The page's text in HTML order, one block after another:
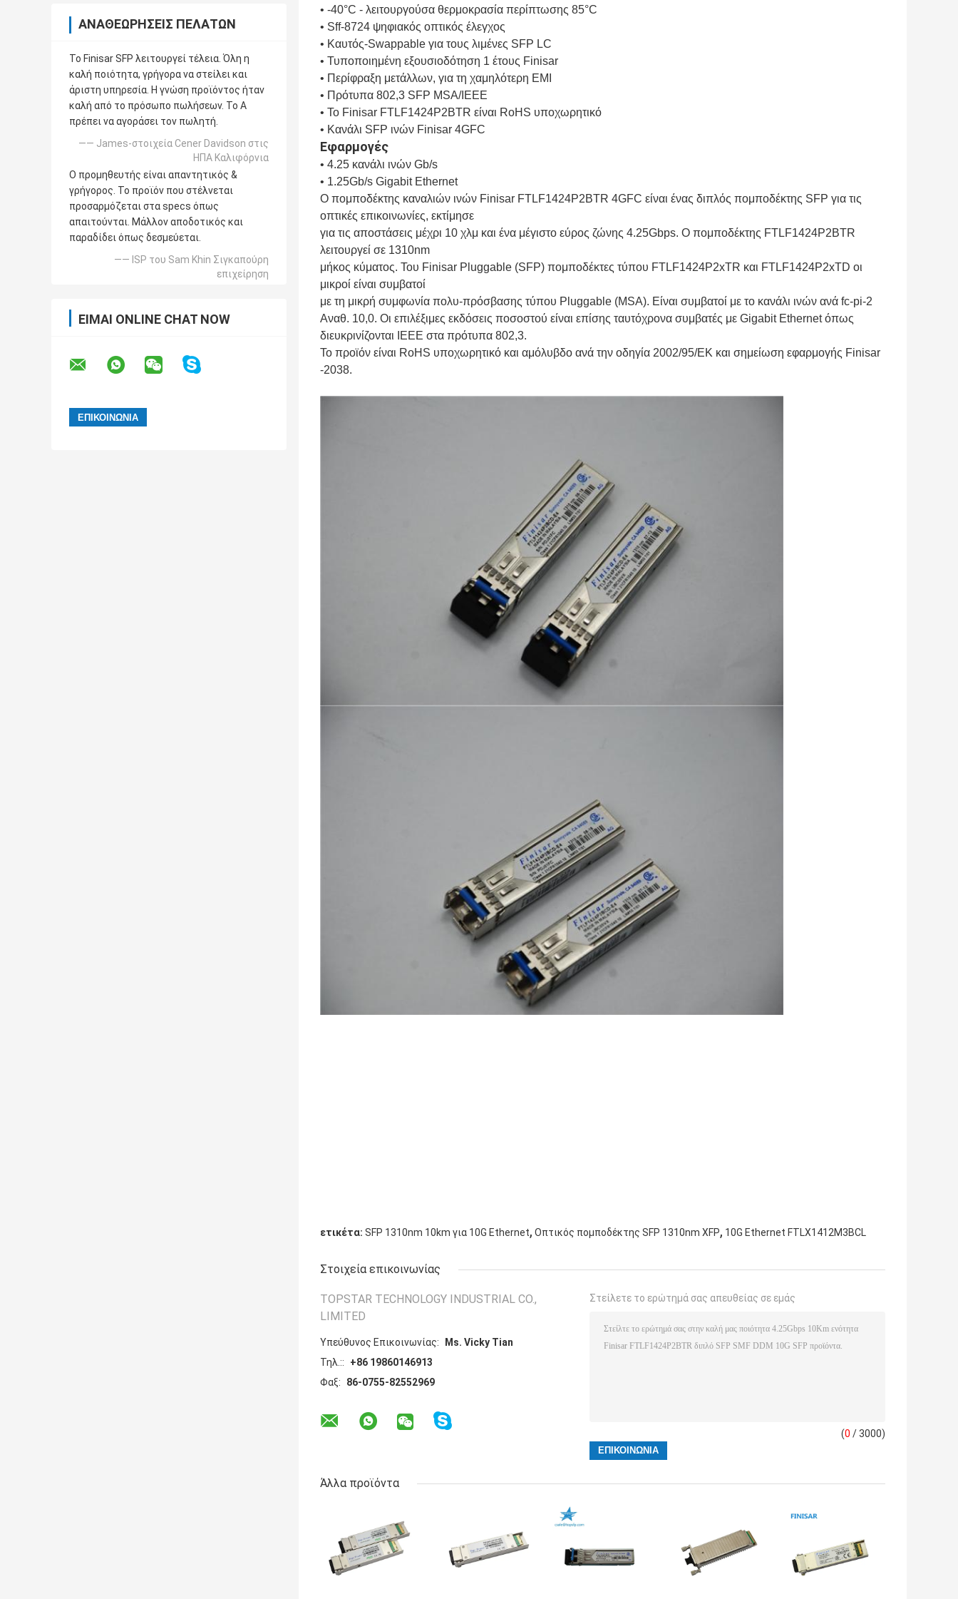
ΑΝΑΘΕΩΡΉΣΕΙΣ ΠΕΛΑΤΏΝ
Το Finisar SFP λειτουργεί τέλεια. Όλη η
καλή ποιότητα, γρήγορα να στείλει και
άριστη υπηρεσία. Η γνώση προϊόντος ήταν
καλή από το πρόσωπο πωλήσεων. Το Α
πρέπει να αγοράσει τον πωλητή.
—— James-στοιχεία Cener Davidson στις
ΗΠΑ Καλιφόρνια
Ο προμηθευτής είναι απαντητικός &
γρήγορος. Το προϊόν που στέλνεται
προσαρμόζεται στα specs όπως
απαιτούνται. Μάλλον αποδοτικός και
παραδίδει όπως δεσμεύεται.
—— ISP του Sam Khin Σιγκαπούρη
επιχείρηση
ΕΊΜΑΙ ONLINE CHAT NOW
• -40°C - λειτουργούσα θερμοκρασία περίπτωσης 85°C
• Sff-8724 ψηφιακός οπτικός έλεγχος
• Καυτός-Swappable για τους λιμένες SFP LC
• Τυποποιημένη εξουσιοδότηση 1 έτους Finisar
• Περίφραξη μετάλλων, για τη χαμηλότερη EMI
• Πρότυπα 802,3 SFP MSA/IEEE
• Το Finisar FTLF1424P2BTR είναι RoHS υποχωρητικό
• Κανάλι SFP ινών Finisar 4GFC
Εφαρμογές
• 4.25 κανάλι ινών Gb/s
• 1.25Gb/s Gigabit Ethernet
Ο πομποδέκτης καναλιών ινών Finisar FTLF1424P2BTR 4GFC είναι ένας διπλός πομποδέκτης SFP για τις
οπτικές επικοινωνίες, εκτίμησε
για τις αποστάσεις μέχρι 10 χλμ και ένα μέγιστο εύρος ζώνης 4.25Gbps. Ο πομποδέκτης FTLF1424P2BTR
λειτουργεί σε 1310nm
μήκος κύματος. Του Finisar Pluggable (SFP) πομποδέκτες τύπου FTLF1424P2xTR και FTLF1424P2xTD οι
μικροί είναι συμβατοί
με τη μικρή συμφωνία πολυ-πρόσβασης τύπου Pluggable (MSA). Είναι συμβατοί με το κανάλι ινών ανά fc-pi-2
Αναθ. 10,0. Οι επιλέξιμες εκδόσεις ποσοστού είναι επίσης ταυτόχρονα συμβατές με Gigabit Ethernet όπως
διευκρινίζονται IEEE στα πρότυπα 802,3.
Το προϊόν είναι RoHS υποχωρητικό και αμόλυβδο ανά την οδηγία 2002/95/ΕΚ και σημείωση εφαρμογής Finisar
-2038.
ετικέτα: SFP 1310nm 10km για 10G Ethernet, Οπτικός πομποδέκτης SFP 1310nm XFP, 10G Ethernet FTLX1412M3BCL
Στοιχεία επικοινωνίας
TOPSTAR TECHNOLOGY INDUSTRIAL CO.,
LIMITED
Υπεύθυνος Επικοινωνίας:
Ms. Vicky Tian
Τηλ.::
+86 19860146913
Φαξ:
86-0755-82552969
Στείλετε το ερώτημά σας απευθείας σε εμάς
(0 / 3000)
Άλλα προϊόντα